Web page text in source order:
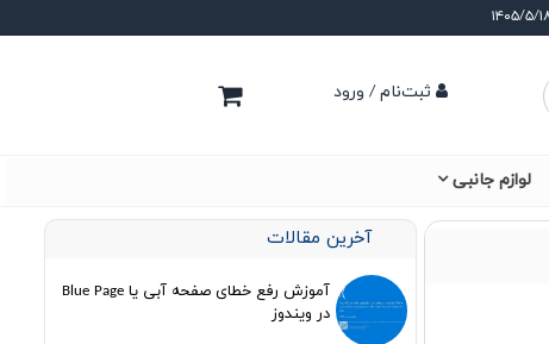
ثبت‌نام / ورود
لوازم جانبی
آخرین مقالات
آموزش رفع خطای صفحه آبی یا Blue Page
در ویندوز